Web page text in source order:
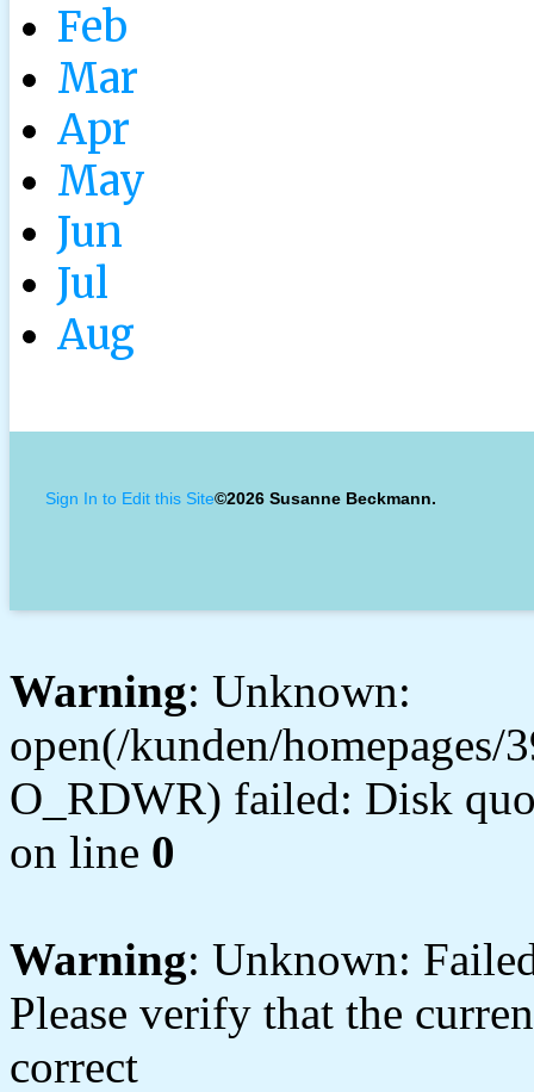
Feb
Mar
Apr
May
Jun
Jul
Aug
Sign In to Edit this Site©2026 Susanne Beckmann.
Warning: Unknown:
open(/kunden/
O_RDWR) failed: Disk
on line 0
Warning: Unknown:
Please verify that the
correct